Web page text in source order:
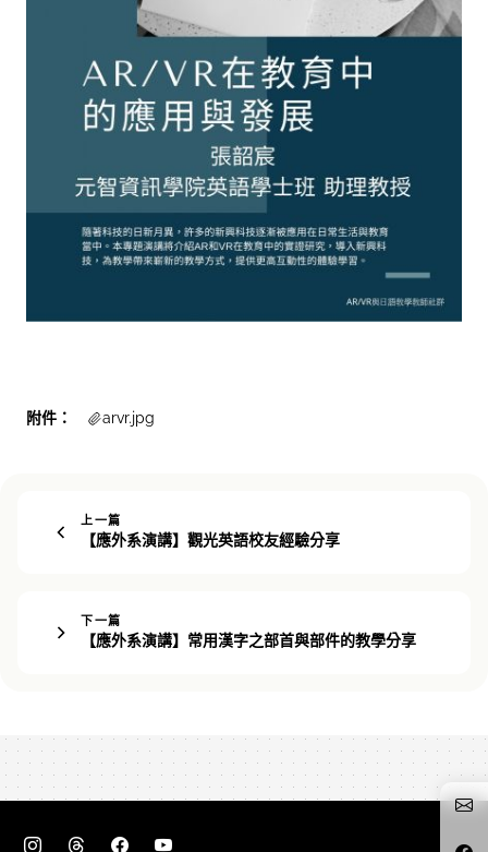
附件： arvr.jpg
上一篇
【應外系演講】觀光英語校友經驗分享
下一篇
【應外系演講】常用漢字之部首與部件的教學分享